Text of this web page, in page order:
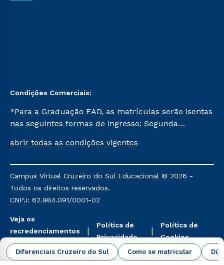
Diferenciais Cruzeiro do Sul Como se matricular
Condições Comerciais:
*Para a Graduação EAD, as matrículas serão isentas
nas seguintes formas de ingresso: Segunda
Já para as demais, a taxa de matrícula será de R$
mencionadas são referentes aos cursos: Ensino
Religioso, Geografia para a Docência e Metodologia
do Ensino de História: Questões Atuais.
abrir todas as condições vigentes
Campus Virtual Cruzeiro do Sul Educacional © 2026 -
Todos os direitos reservados.
CNPJ: 62.984.091/0001-02
Veja os
recredenciamentos
aqui
Política de
Privacidade
Política de
Cookies